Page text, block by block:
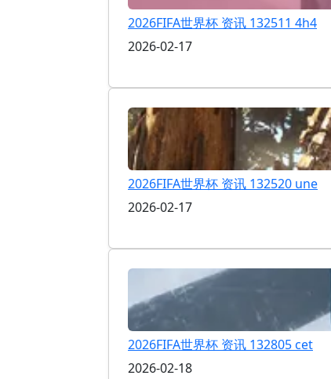
2026FIFA世界杯 资讯 132511 4h4
2026-02-17
2026FIFA世界杯 资讯 132520 une
2026-02-17
2026FIFA世界杯 资讯 132805 cet
2026-02-18